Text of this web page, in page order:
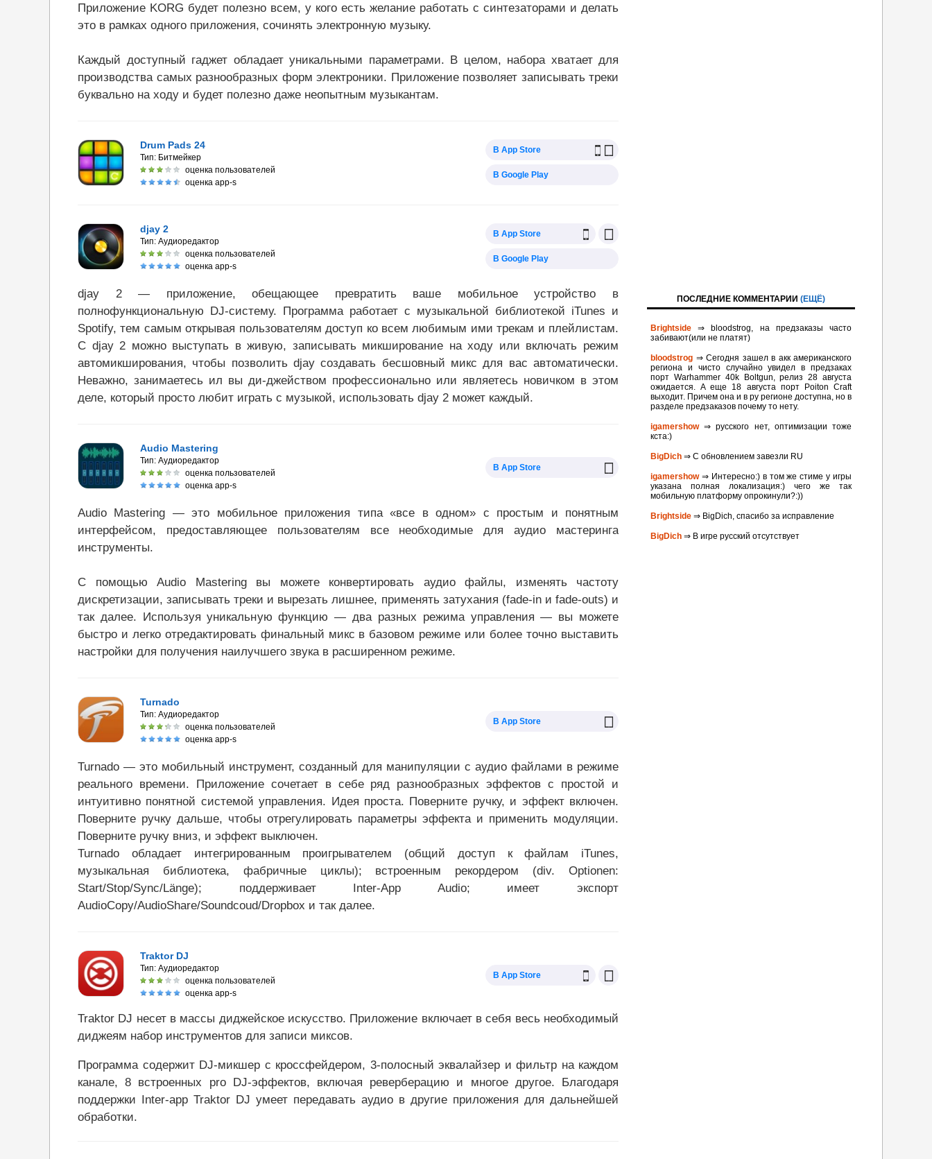
Приложение KORG будет полезно всем, у кого есть желание работать с синтезаторами и делать
это в рамках одного приложения, сочинять электронную музыку.
Каждый доступный гаджет обладает уникальными параметрами. В целом, набора хватает для
производства самых разнообразных форм электроники. Приложение позволяет записывать треки
буквально на ходу и будет полезно даже неопытным музыкантам.
Drum Pads 24
Тип: Битмейкер
оценка пользователей
оценка app-s
В App Store
В Google Play
djay 2
Тип: Аудиоредактор
оценка пользователей
оценка app-s
В App Store
В Google Play
djay 2 — приложение, обещающее превратить ваше мобильное устройство в
полнофункциональную DJ-систему. Программа работает с музыкальной библиотекой iTunes и
Spotify, тем самым открывая пользователям доступ ко всем любимым ими трекам и плейлистам.
С djay 2 можно выступать в живую, записывать микширование на ходу или включать режим
автомикширования, чтобы позволить djay создавать бесшовный микс для вас автоматически.
Неважно, занимаетесь ил вы ди-джейством профессионально или являетесь новичком в этом
деле, который просто любит играть с музыкой, использовать djay 2 может каждый.
Audio Mastering
Тип: Аудиоредактор
оценка пользователей
оценка app-s
В App Store
Audio Mastering — это мобильное приложения типа «все в одном» с простым и понятным
интерфейсом, предоставляющее пользователям все необходимые для аудио мастеринга
инструменты.
С помощью Audio Mastering вы можете конвертировать аудио файлы, изменять частоту
дискретизации, записывать треки и вырезать лишнее, применять затухания (fade-in и fade-outs) и
так далее. Используя уникальную функцию — два разных режима управления — вы можете
быстро и легко отредактировать финальный микс в базовом режиме или более точно выставить
настройки для получения наилучшего звука в расширенном режиме.
Turnado
Тип: Аудиоредактор
оценка пользователей
оценка app-s
В App Store
Turnado — это мобильный инструмент, созданный для манипуляции с аудио файлами в режиме
реального времени. Приложение сочетает в себе ряд разнообразных эффектов с простой и
интуитивно понятной системой управления. Идея проста. Поверните ручку, и эффект включен.
Поверните ручку дальше, чтобы отрегулировать параметры эффекта и применить модуляции.
Поверните ручку вниз, и эффект выключен.
Turnado обладает интегрированным проигрывателем (общий доступ к файлам iTunes,
музыкальная библиотека, фабричные циклы); встроенным рекордером (div. Optionen:
Start/Stop/Sync/Länge); поддерживает Inter-App Audio; имеет экспорт
AudioCopy/AudioShare/Soundcoud/Dropbox и так далее.
Traktor DJ
Тип: Аудиоредактор
оценка пользователей
оценка app-s
В App Store
Traktor DJ несет в массы диджейское искусство. Приложение включает в себя весь необходимый
диджеям набор инструментов для записи миксов.
Программа содержит DJ-микшер с кроссфейдером, 3-полосный эквалайзер и фильтр на каждом
канале, 8 встроенных pro DJ-эффектов, включая реверберацию и многое другое. Благодаря
поддержки Inter-app Traktor DJ умеет передавать аудио в другие приложения для дальнейшей
обработки.
ПОСЛЕДНИЕ КОММЕНТАРИИ (ЕЩЁ)
Brightside ⇒ bloodstrog, на предзаказы часто
забивают(или не платят)
bloodstrog ⇒ Сегодня зашел в акк американского
региона и чисто случайно увидел в предзаках
порт Warhammer 40k Boltgun, релиз 28 августа
ожидается. A eще 18 августа порт Poiton Сraft
выходит. Причем она и в ру регионе доступна, но в
разделе предзаказов почему то нету.
igamershow⇒ русского нет, оптимизации тоже
кста:)
BigDich ⇒ С обновлением завезли RU
igamershow⇒ Интересно:) в том же стиме у игры
указана полная локализация:) чего же так
мобильную платформу опрокинули?:))
Brightside ⇒ BigDich, спасибо за исправление
BigDich ⇒ В игре русский отсутствует